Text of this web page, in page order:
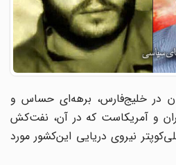
در خلیج‌فارس، برهه‌ای حساس و
و آمریکاست که در آن، نفت‌کش
نیروی دریایی این‌کشور مورد